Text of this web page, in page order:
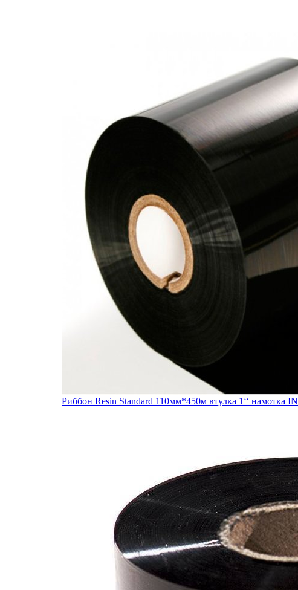
Риббон Resin Standard 110мм*450м втулка 1‘‘ намотка IN